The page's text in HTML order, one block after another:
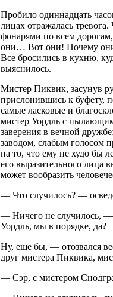
Пробило одиннадцать
лицах отражалась
фонарями по всем
они… Вот они! Почему они
Все бросились в кухню,
выяснилось.
Мистер Пиквик, засунув
прислонившись к буфету,
самые ласковые и
мистер Уордль с
заверения в вечной
заводом, слабым голосом
на то, что ему не худо бы
его выразительного лица
может вообразить
— Что случилось? —
— Ничего не случилось,
Уордль, мы в порядке, да?
Ну, еще бы, — отозвался
друг мистера Пиквика,
— Сэр, с мистером